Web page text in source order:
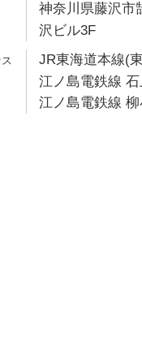
神奈川県藤沢市
沢ビル3F
JR東海道本線(
江ノ島電鉄線
江ノ島電鉄線